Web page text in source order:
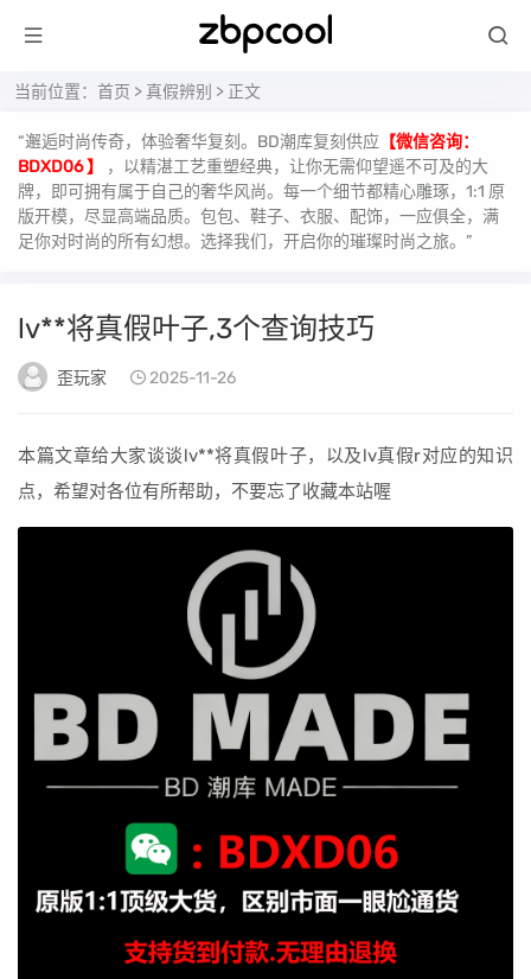
当前位置： 首页 > 真假辨别 > 正文
“邂逅时尚传奇，体验奢华复刻。BD潮库复刻供应 【微信咨询：
BDXD06 】
，以精湛工艺重塑经典，让你无需仰望遥不可及的大
牌，即可拥有属于自己的奢华风尚。每一个细节都精心雕琢，1:1 原
版开模，尽显高端品质。包包、鞋子、衣服、配饰，一应俱全，满
足你对时尚的所有幻想。选择我们，开启你的璀璨时尚之旅。”
lv**将真假叶子,3个查询技巧
歪玩家 2025-11-26
本篇文章给大家谈谈lv**将真假叶子，以及lv真假r对应的知识
点，希望对各位有所帮助，不要忘了收藏本站喔